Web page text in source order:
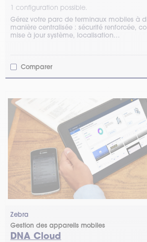
1 configuration possible.
Gérez votre parc de terminaux mobiles à
manière centralisée : sécurité renforcée,
mise à jour système, localisation…
Comparer
Zebra
Gestion des appareils mobiles
DNA Cloud